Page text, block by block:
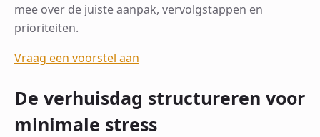
mee over de juiste aanpak, vervolgstappen en
prioriteiten.
Vraag een voorstel aan
De verhuisdag structureren voor
minimale stress